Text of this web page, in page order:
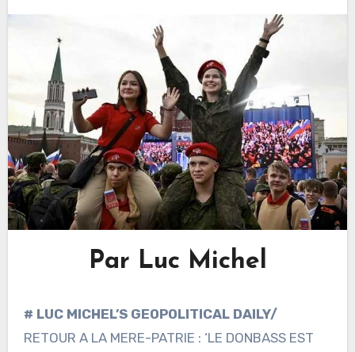
Par Luc Michel
# LUC MICHEL’S GEOPOLITICAL DAILY/
RETOUR A LA MERE-PATRIE : ‘LE DONBASS EST